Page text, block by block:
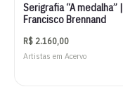
Serigrafia “A medalha” |
Francisco Brennand
R$ 2.160,00
Artistas em Acervo